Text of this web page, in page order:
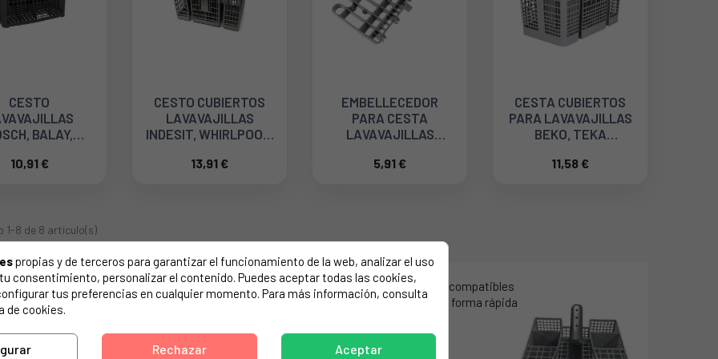
CESTO
BALAY,
SGS4052EP,
10,91 €
CESTO CUBIERTOS
LAVAVAJILLAS
INDESIT, WHIRLPOOL,
C00386607
13,91 €
EMBELLECEDOR
PARA CESTA
LAVAVAJILLAS
C00386609
5,91 €
CESTA CUBIERTOS
PARA LAVAVAJILLAS
BEKO, TEKA
11,58 €
1-8 de 8 artículo(s)
cestos cubiertospara lavavajillas en Intersumi. Encuentra recambios y accesorios compatibles
marcas y modelos, con piezas de calidad para reparar tu electrodoméstico de forma rápida
la referencia adecuada y recibe tu pedido con envío rápido.
propias y de terceros para garantizar el funcionamiento de la web, analizar el uso
consentimiento, personalizar el contenido. Puedes aceptar todas las cookies,
tus preferencias en cualquier momento. Para más información, consulta
de cookies.
Rechazar Aceptar